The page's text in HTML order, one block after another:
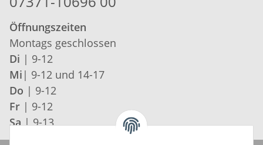
Öffnungszeiten
Montags geschlossen
Di | 9-12
Mi | 9-12 und 14-17
Do | 9-12
Fr | 9-12
Sa | 9-13